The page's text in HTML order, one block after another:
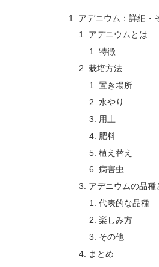
アデニウム：詳細・
アデニウムとは
特徴
栽培方法
置き場所
水やり
用土
肥料
植え替え
病害虫
アデニウムの品種
代表的な品種
楽しみ方
その他
まとめ